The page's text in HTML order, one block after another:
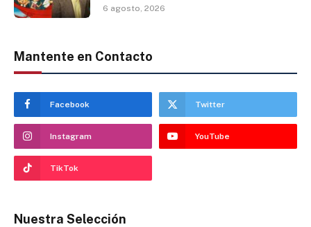
6 agosto, 2026
Mantente en Contacto
Facebook Twitter
Instagram YouTube
TikTok
Nuestra Selección